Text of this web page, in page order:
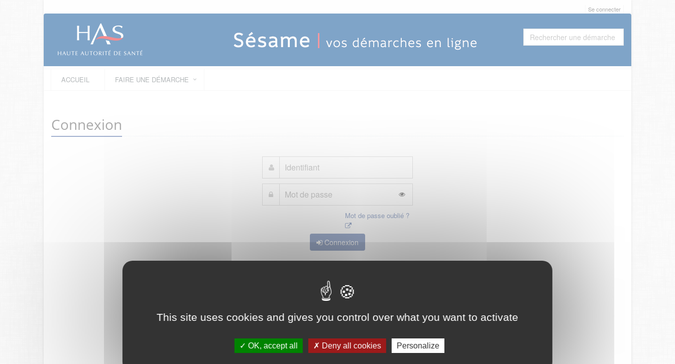
This site uses cookies and gives you control over what you want to activate
OK, accept all Deny all cookies Personalize
Se connecter
ACCUEIL FAIRE UNE DÉMARCHE
Connexion
Mot de passe oublié ?
Connexion